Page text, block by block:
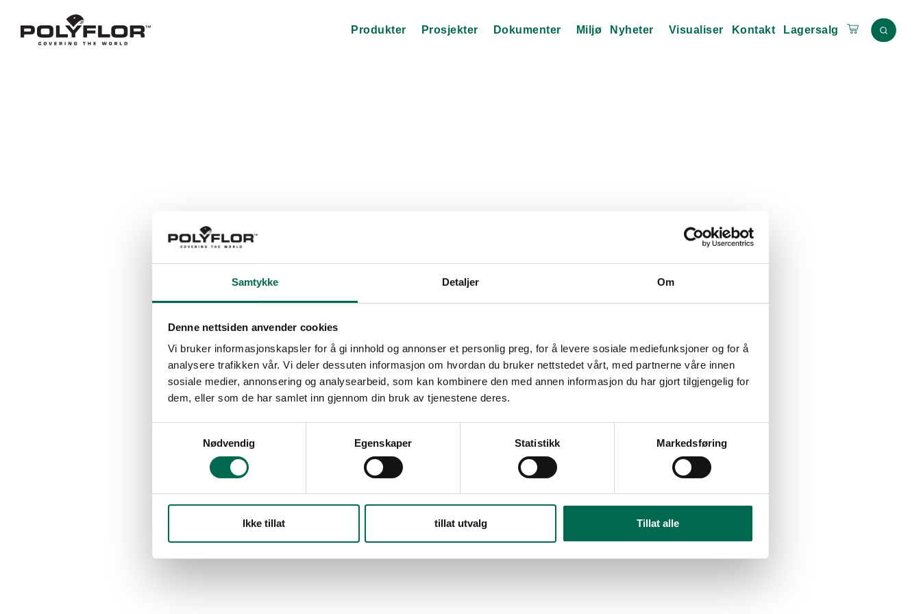
Samtykke Detaljer Om
Denne nettsiden anvender cookies
Vi bruker informasjonskapsler for å gi innhold og annonser et personlig preg, for å levere sosiale mediefunksjoner og for å
analysere trafikken vår. Vi deler dessuten informasjon om hvordan du bruker nettstedet vårt, med partnerne våre innen
sosiale medier, annonsering og analysearbeid, som kan kombinere den med annen informasjon du har gjort tilgjengelig for
dem, eller som de har samlet inn gjennom din bruk av tjenestene deres.
Nødvendig
Egenskaper Statistikk Markedsføring
Ikke tillat tillat utvalg Tillat alle
Produkter Prosjekter Dokumenter Miljø Nyheter Visualiser Kontakt Lagersalg